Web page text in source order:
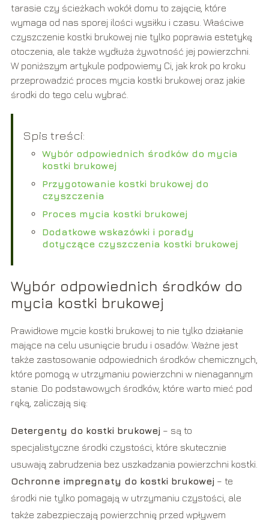
tarasie czy ścieżkach wokół domu to zajęcie, które
wymaga od nas sporej ilości wysiłku i czasu. Właściwe
czyszczenie kostki brukowej nie tylko poprawia estetykę
otoczenia, ale także wydłuża żywotność jej powierzchni.
W poniższym artykule podpowiemy Ci, jak krok po kroku
przeprowadzić proces mycia kostki brukowej oraz jakie
środki do tego celu wybrać.
Spis treści:
Wybór odpowiednich środków do mycia
kostki brukowej
Przygotowanie kostki brukowej do
czyszczenia
Proces mycia kostki brukowej
Dodatkowe wskazówki i porady
dotyczące czyszczenia kostki brukowej
Wybór odpowiednich środków do
mycia kostki brukowej
Prawidłowe mycie kostki brukowej to nie tylko działanie
mające na celu usunięcie brudu i osadów. Ważne jest
także zastosowanie odpowiednich środków chemicznych,
które pomogą w utrzymaniu powierzchni w nienagannym
stanie. Do podstawowych środków, które warto mieć pod
ręką, zaliczają się:
Detergenty do kostki brukowej – są to
specjalistyczne środki czystości, które skutecznie
usuwają zabrudzenia bez uszkadzania powierzchni kostki.
Ochronne impregnaty do kostki brukowej – te
środki nie tylko pomagają w utrzymaniu czystości, ale
także zabezpieczają powierzchnię przed wpływem